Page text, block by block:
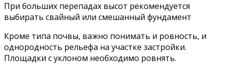
При больших перепадах высот рекомендуется
выбирать свайный или смешанный фундамент
Кроме типа почвы, важно понимать и ровность, и
однородность рельефа на участке застройки.
Площадки с уклоном необходимо ровнять.